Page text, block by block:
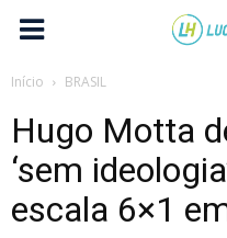
Início BRASIL
Hugo Motta
‘sem
escala 6×1